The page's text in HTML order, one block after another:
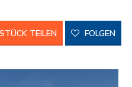
TEILEN FOLGEN